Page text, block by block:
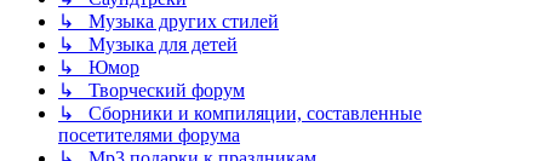
↳ Музыка других стилей
↳ Музыка для детей
↳ Юмор
↳ Творческий форум
↳ Сборники и компиляции, составленные
посетителями форума